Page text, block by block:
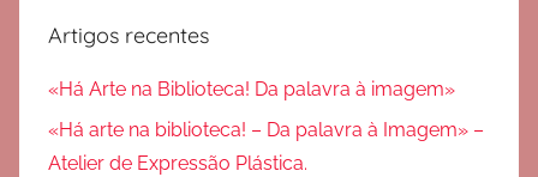
Artigos recentes
«Há Arte na Biblioteca! Da palavra à imagem»
«Há arte na biblioteca! – Da palavra à Imagem» –
Atelier de Expressão Plástica.